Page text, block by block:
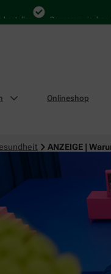
Bequem zwischen
Onlineshop
ANZEIGE |